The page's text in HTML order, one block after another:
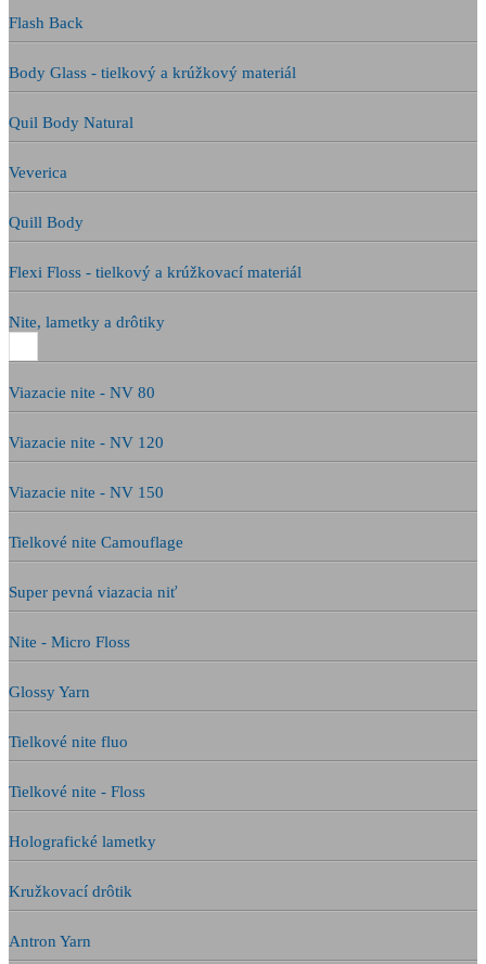
Flash Back
Body Glass - tielkový a krúžkový materiál
Quil Body Natural
Veverica
Quill Body
Flexi Floss - tielkový a krúžkovací materiál
Nite, lametky a drôtiky
Viazacie nite - NV 80
Viazacie nite - NV 120
Viazacie nite - NV 150
Tielkové nite Camouflage
Super pevná viazacia niť
Nite - Micro Floss
Glossy Yarn
Tielkové nite fluo
Tielkové nite - Floss
Holografické lametky
Kružkovací drôtik
Antron Yarn